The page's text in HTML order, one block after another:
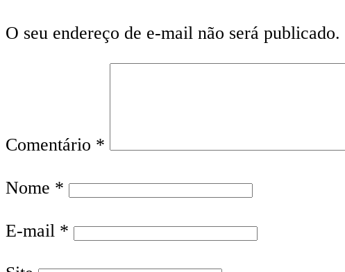
O seu endereço de e-mail não será publicado.
Comentário *
Nome *
E-mail *